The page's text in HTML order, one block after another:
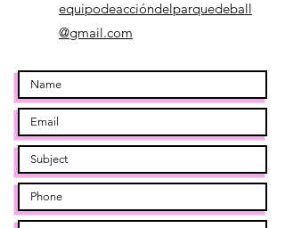
equipodeaccióndelparquedeball
@gmail.com